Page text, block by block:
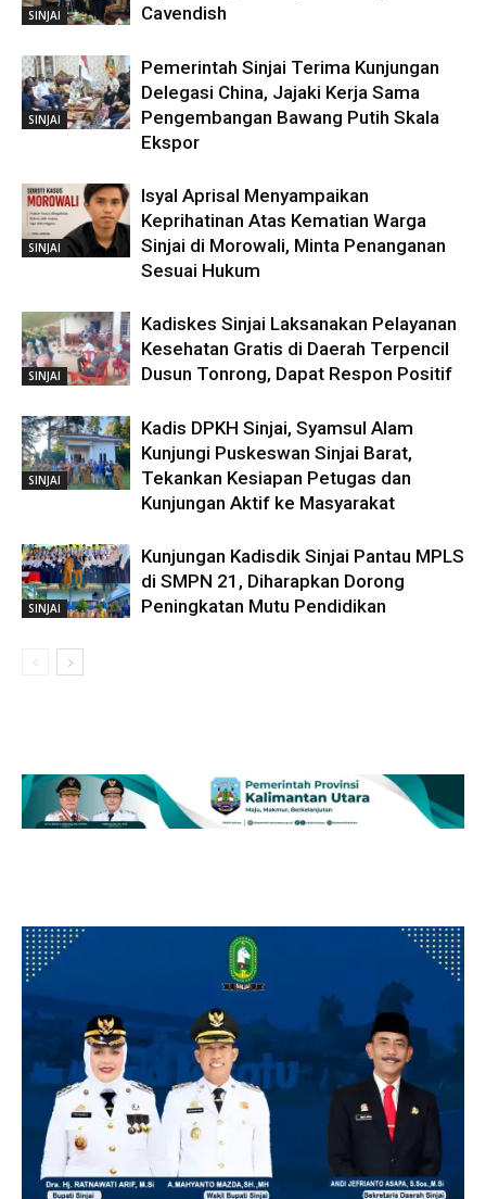
SINJAI
Cavendish
SINJAI
Pemerintah Sinjai Terima Kunjungan
Delegasi China, Jajaki Kerja Sama
Pengembangan Bawang Putih Skala
Ekspor
SINJAI
Isyal Aprisal Menyampaikan
Keprihatinan Atas Kematian Warga
Sinjai di Morowali, Minta Penanganan
Sesuai Hukum
SINJAI
Kadiskes Sinjai Laksanakan Pelayanan
Kesehatan Gratis di Daerah Terpencil
Dusun Tonrong, Dapat Respon Positif
SINJAI
Kadis DPKH Sinjai, Syamsul Alam
Kunjungi Puskeswan Sinjai Barat,
Tekankan Kesiapan Petugas dan
Kunjungan Aktif ke Masyarakat
SINJAI
Kunjungan Kadisdik Sinjai Pantau MPLS
di SMPN 21, Diharapkan Dorong
Peningkatan Mutu Pendidikan